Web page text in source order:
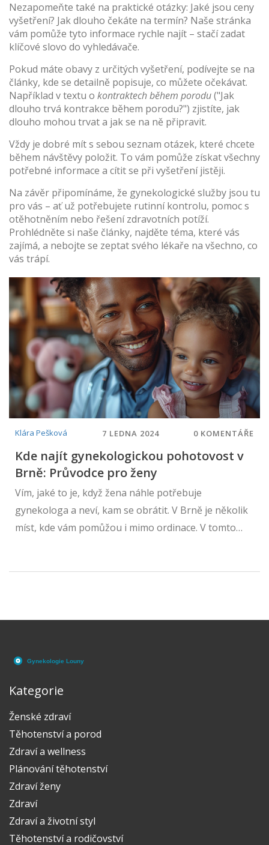
Nezapomeňte také na praktické otázky: Jaké jsou ceny
vyšetření? Jak dlouho čekáte na termín? Naše stránka
vám pomůže tyto informace rychle najít – stačí zadat
klíčové slovo do vyhledávače.
Pokud máte obavy z určitých vyšetření, podívejte se na
články, kde se detailně popisuje, co můžete očekávat.
Například v textu o kontraktech během porodu("Jak
dlouho trvá kontrakce během porodu?") zjistíte, jak
dlouho mohou trvat a jak se na ně připravit.
Vždy je dobré mít s sebou seznam otázek, které chcete
během návštěvy položit. To vám pomůže získat všechny
potřebné informace a cítit se při vyšetření jistěji.
Na závěr připomínáme, že gynekologické služby jsou tu
pro vás – ať už potřebujete rutinní kontrolu, pomoc s
otěhotněním nebo řešení zdravotních potíží.
Prohlédněte si naše články, najděte téma, které vás
zajímá, a nebojte se zeptat svého lékaře na všechno, co
vás trápí.
Klára Pešková 7 LEDNA 2024 0 KOMENTÁŘE
Kde najít gynekologickou pohotovost v
Brně: Průvodce pro ženy
Vím, jaké to je, když žena náhle potřebuje
gynekologa a neví, kam se obrátit. V Brně je několik
míst, kde vám pomůžou i mimo ordinace. V tomto
Kategorie
Ženské zdraví
Těhotenství a porod
Zdraví a wellness
Plánování těhotenství
Zdraví ženy
Zdraví
Zdraví a životní styl
Těhotenství a rodičovství